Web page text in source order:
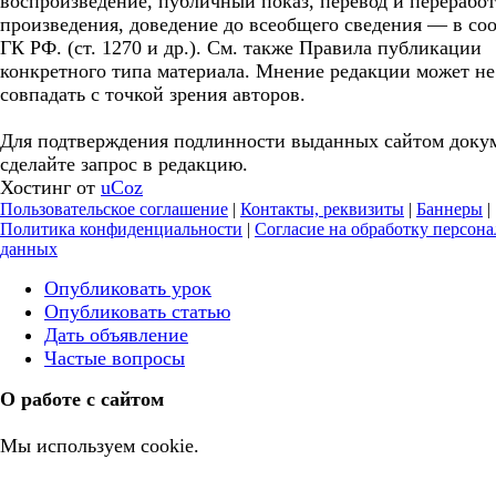
произведения, доведение до всеобщего сведения — в
ГК РФ. (ст. 1270 и др.). См. также Правила публикации
конкретного типа материала. Мнение редакции может не
совпадать с точкой зрения авторов.
Для подтверждения подлинности выданных сайтом
сделайте запрос в редакцию.
Хостинг от uCoz
Пользовательское соглашение | Контакты, реквизиты | Баннеры |
Политика конфиденциальности | Согласие на обработку
данных
Опубликовать урок
Опубликовать статью
Дать объявление
Частые вопросы
О работе с сайтом
Мы используем cookie.